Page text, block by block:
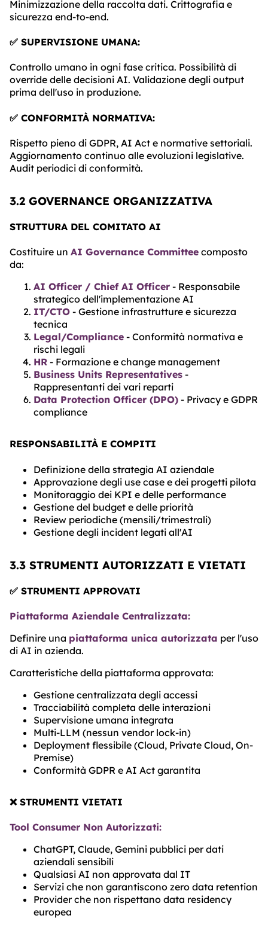
Minimizzazione della raccolta dati. Crittografia e
sicurezza end-to-end.
✅ SUPERVISIONE UMANA:
Controllo umano in ogni fase critica. Possibilità di
override delle decisioni AI. Validazione degli output
prima dell'uso in produzione.
✅ CONFORMITÀ NORMATIVA:
Rispetto pieno di GDPR, AI Act e normative settoriali.
Aggiornamento continuo alle evoluzioni legislative.
Audit periodici di conformità.
3.2 GOVERNANCE ORGANIZZATIVA
STRUTTURA DEL COMITATO AI
Costituire un AI Governance Committee composto
da:
AI Officer / Chief AI Officer - Responsabile
strategico dell'implementazione AI
IT/CTO - Gestione infrastrutture e sicurezza
tecnica
Legal/Compliance - Conformità normativa e
rischi legali
HR - Formazione e change management
Business Units Representatives -
Rappresentanti dei vari reparti
Data Protection Officer (DPO) - Privacy e GDPR
compliance
RESPONSABILITÀ E COMPITI
Definizione della strategia AI aziendale
Approvazione degli use case e dei progetti pilota
Monitoraggio dei KPI e delle performance
Gestione del budget e delle priorità
Review periodiche (mensili/trimestrali)
Gestione degli incident legati all'AI
3.3 STRUMENTI AUTORIZZATI E VIETATI
✅ STRUMENTI APPROVATI
Piattaforma Aziendale Centralizzata:
Definire una piattaforma unica autorizzata per l'uso
di AI in azienda.
Caratteristiche della piattaforma approvata:
Gestione centralizzata degli accessi
Tracciabilità completa delle interazioni
Supervisione umana integrata
Multi-LLM (nessun vendor lock-in)
Deployment flessibile (Cloud, Private Cloud, On-
Premise)
Conformità GDPR e AI Act garantita
❌ STRUMENTI VIETATI
Tool Consumer Non Autorizzati:
ChatGPT, Claude, Gemini pubblici per dati
aziendali sensibili
Qualsiasi AI non approvata dal IT
Servizi che non garantiscono zero data retention
Provider che non rispettano data residency
europea